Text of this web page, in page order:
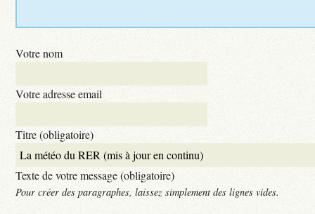
Votre nom
Votre adresse email
Titre (obligatoire)
Texte de votre message (obligatoire)
Pour créer des paragraphes, laissez simplement des lignes vides.